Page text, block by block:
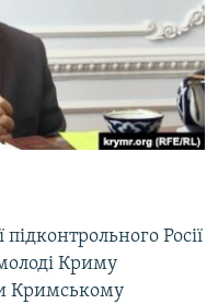
Росії
Криму
Кримському